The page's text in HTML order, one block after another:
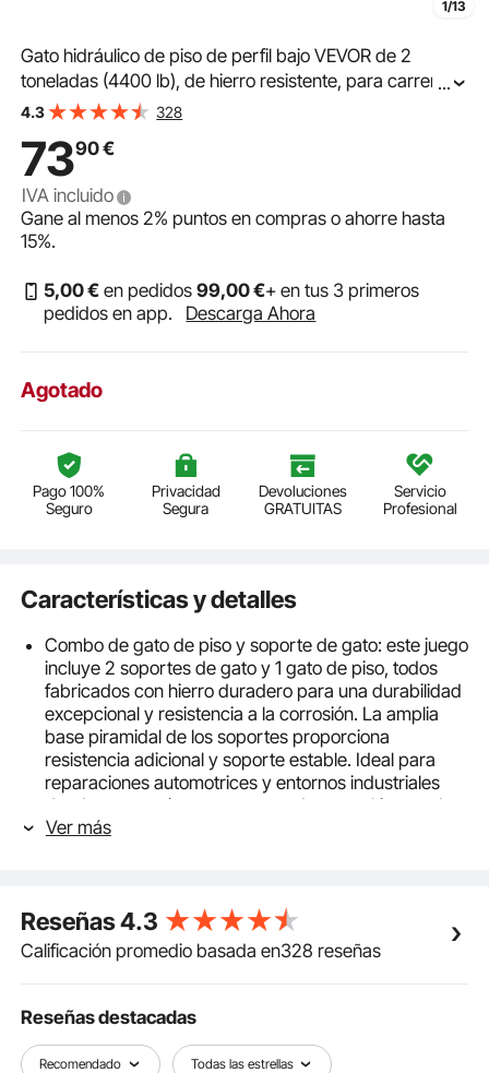
1/13
Gato hidráulico de piso de perfil bajo VEVOR de 2
toneladas (4400 lb), de hierro resistente, para carreras,
con soportes, bomba de elevación rápida de un solo
pulgadas (amarillo)
...
4.3 328
7390€
IVA incluido
Gane al menos2% puntos en compras o ahorre hasta
15%.
5,00€ en pedidos99,00€+ en tus 3 primeros
pedidos en app.
Descarga Ahora
Agotado
Pago 100%
Seguro
Privacidad
Segura
Devoluciones
GRATUITAS
Servicio
Profesional
Características y detalles
Combo de gato de piso y soporte de gato: este juego
incluye 2 soportes de gato y 1 gato de piso, todos
fabricados con hierro duradero para una durabilidad
excepcional y resistencia a la corrosión. La amplia
base piramidal de los soportes proporciona
resistencia adicional y soporte estable. Ideal para
reparaciones automotrices y entornos industriales
donde se manejan cargas pesadas, este kit completo
garantiza un levantamiento y mantenimiento de
elevación mínima de 4,6 pulgadas/117 mm y una
altura de elevación máxima de 12,8 pulgadas/325
mm, adecuada para autos deportivos, sedanes
del gato en sentido antihorario para bajar el vehículo
bajo son ajustables de 10,4 a 16,7 pulgadas/265 a
Ver más
Reseñas4.3
Calificación promedio basada en328 reseñas
Reseñas destacadas
Recomendado Todas las estrellas